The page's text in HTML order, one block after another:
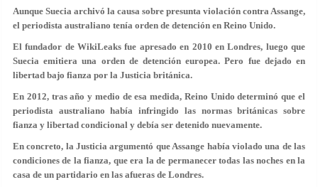
Aunque Suecia archivó la causa sobre presunta violación contra Assange,
el periodista australiano tenía orden de detención en Reino Unido.
El fundador de WikiLeaks fue apresado en 2010 en Londres, luego que
Suecia emitiera una orden de detención europea. Pero fue dejado en
libertad bajo fianza por la Justicia británica.
En 2012, tras año y medio de esa medida, Reino Unido determinó que el
periodista australiano había infringido las normas británicas sobre
fianza y libertad condicional y debía ser detenido nuevamente.
En concreto, la Justicia argumentó que Assange había violado una de las
condiciones de la fianza, que era la de permanecer todas las noches en la
casa de un partidario en las afueras de Londres.